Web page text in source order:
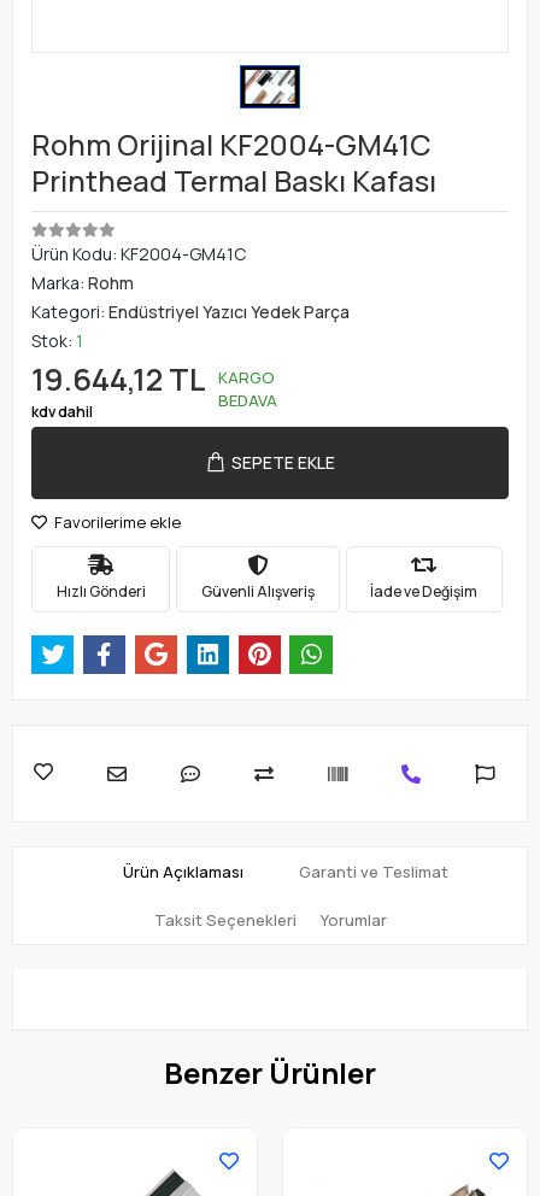
Rohm Orijinal KF2004-GM41C
Printhead Termal Baskı Kafası
Ürün Kodu: KF2004-GM41C
Marka: Rohm
Kategori: Endüstriyel Yazıcı Yedek Parça
Stok: 1
19.644,12 TL
kdv dahil
KARGO
BEDAVA
SEPETE EKLE
Favorilerime ekle
Hızlı Gönderi Güvenli Alışveriş İade ve Değişim
Ürün Açıklaması Garanti ve Teslimat
Taksit Seçenekleri Yorumlar
Benzer Ürünler